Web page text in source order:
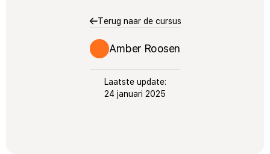
Terug naar de cursus
Amber Roosen
Laatste update:
24 januari 2025